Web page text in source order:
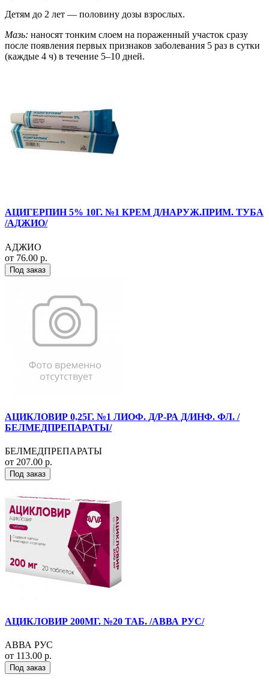
Детям до 2 лет — половину дозы взрослых.
Мазь: наносят тонким слоем на пораженный участок сразу
после появления первых признаков заболевания 5 раз в сутки
(каждые 4 ч) в течение 5–10 дней.
АЦИГЕРПИН 5% 10Г. №1 КРЕМ Д/НАРУЖ.ПРИМ. ТУБА
/АДЖИО/
АДЖИО
от 76.00 р.
Под заказ
АЦИКЛОВИР 0,25Г. №1 ЛИОФ. Д/Р-РА Д/ИНФ. ФЛ. /
БЕЛМЕДПРЕПАРАТЫ/
БЕЛМЕДПРЕПАРАТЫ
от 207.00 р.
Под заказ
АЦИКЛОВИР 200МГ. №20 ТАБ. /АВВА РУС/
АВВА РУС
от 113.00 р.
Под заказ